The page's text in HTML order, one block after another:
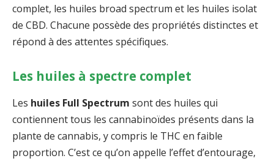
complet, les huiles broad spectrum et les huiles isolat
de CBD. Chacune possède des propriétés distinctes et
répond à des attentes spécifiques.
Les huiles à spectre complet
Les huiles Full Spectrum sont des huiles qui
contiennent tous les cannabinoïdes présents dans la
plante de cannabis, y compris le THC en faible
proportion. C’est ce qu’on appelle l’effet d’entourage,